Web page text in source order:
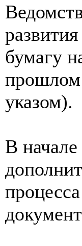
бумагу
прошлом
указом).
В